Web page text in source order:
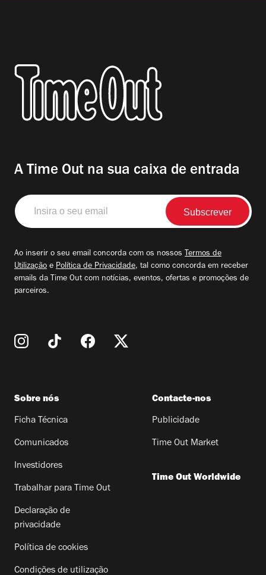
A Time Out na sua caixa de entrada
Insira
o
seu
Ao inserir o seu email concorda com os nossos Termos de
Utilização e Política de Privacidade, tal como concorda em receber
emails da Time Out com notícias, eventos, ofertas e promoções de
parceiros.
Sobre nós
Ficha Técnica
Comunicados
Investidores
Trabalhar para Time Out
Declaração de
privacidade
Política de cookies
Condições de utilização
Contacte-nos
Publicidade
Time Out Market
Time Out Worldwide